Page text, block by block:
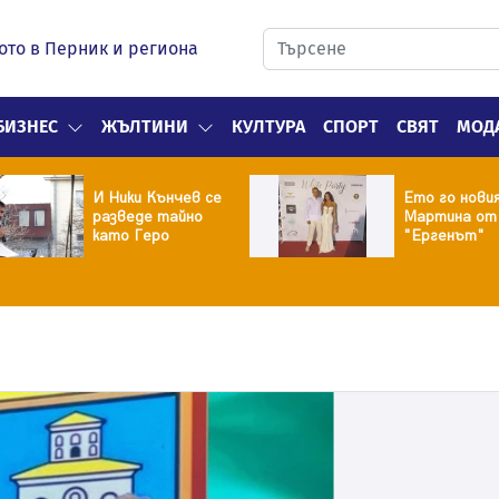
в Перник и региона
ЖЪЛТИНИ КУЛТУРА СПОРТ СВЯТ
И Ники Кънчев се
разведе тайно
като Геро
Ето го
Мартина от
"Ергенът"